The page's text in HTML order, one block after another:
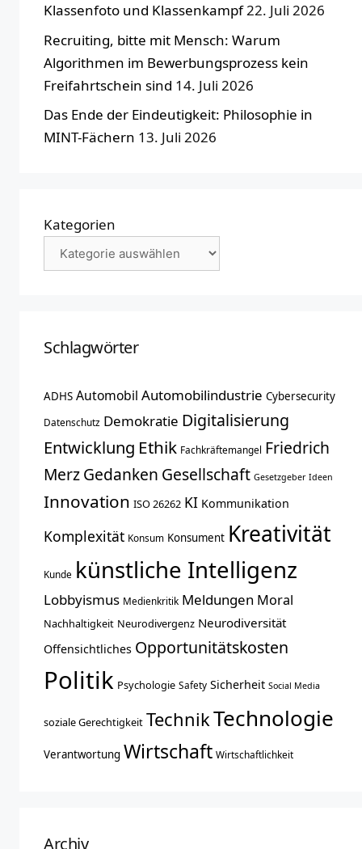
Klassenfoto und Klassenkampf22. Juli 2026
Recruiting, bitte mit Mensch: Warum
Algorithmen im Bewerbungsprozess kein
Freifahrtschein sind 14. Juli 2026
Das Ende der Eindeutigkeit: Philosophie in
MINT-Fächern 13. Juli 2026
Kategorien
Schlagwörter
ADHS Automobil Automobilindustrie Cybersecurity
Datenschutz Demokratie Digitalisierung
Entwicklung Ethik Fachkräftemangel Friedrich
MerzGedanken Gesellschaft Gesetzgeber Ideen
Innovation ISO 26262 KI Kommunikation
Komplexität Konsum Konsument Kreativität
Kunde künstliche Intelligenz
Lobbyismus Medienkritik Meldungen Moral
Nachhaltigkeit Neurodivergenz Neurodiversität
Offensichtliches Opportunitätskosten
Politik Psychologie Safety Sicherheit Social Media
soziale Gerechtigkeit TechnikTechnologie
Verantwortung Wirtschaft Wirtschaftlichkeit
Archiv